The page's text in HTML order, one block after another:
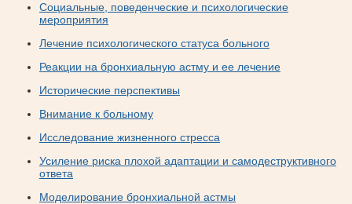
Социальные, поведенческие и психологические
мероприятия
Лечение психологического статуса больного
Реакции на бронхиальную астму и ее лечение
Исторические перспективы
Внимание к больному
Исследование жизненного стресса
Усиление риска плохой адаптации и самодеструктивного
ответа
Моделирование бронхиальной астмы